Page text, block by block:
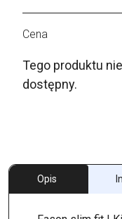
Tego produktu
dostępny.
Opis